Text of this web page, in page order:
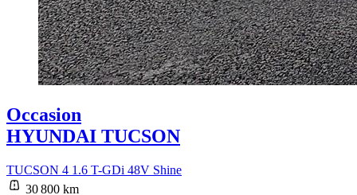
Occasion
HYUNDAI TUCSON
TUCSON 4 1.6 T-GDi 48V Shine
30 800 km